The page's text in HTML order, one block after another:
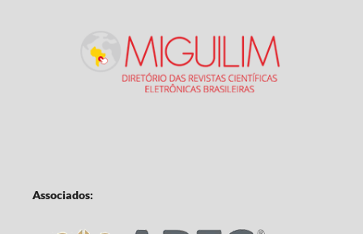
Associados: